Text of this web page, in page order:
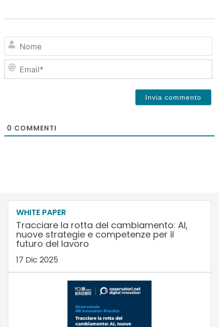
0 COMMENTI
WHITE PAPER
Tracciare la rotta del cambiamento: AI,
nuove strategie e competenze per il
futuro del lavoro
17 Dic 2025